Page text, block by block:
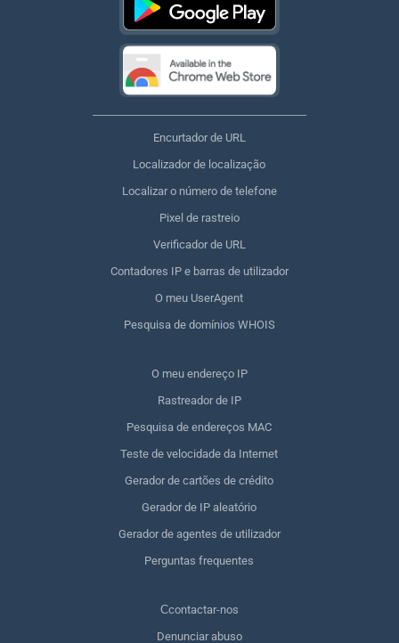
Encurtador de URL
Localizador de localização
Localizar o número de telefone
Pixel de rastreio
Verificador de URL
Contadores IP e barras de utilizador
O meu UserAgent
Pesquisa de domínios WHOIS
O meu endereço IP
Rastreador de IP
Pesquisa de endereços MAC
Teste de velocidade da Internet
Gerador de cartões de crédito
Gerador de IP aleatório
Gerador de agentes de utilizador
Perguntas frequentes
Сcontactar-nos
Denunciar abuso